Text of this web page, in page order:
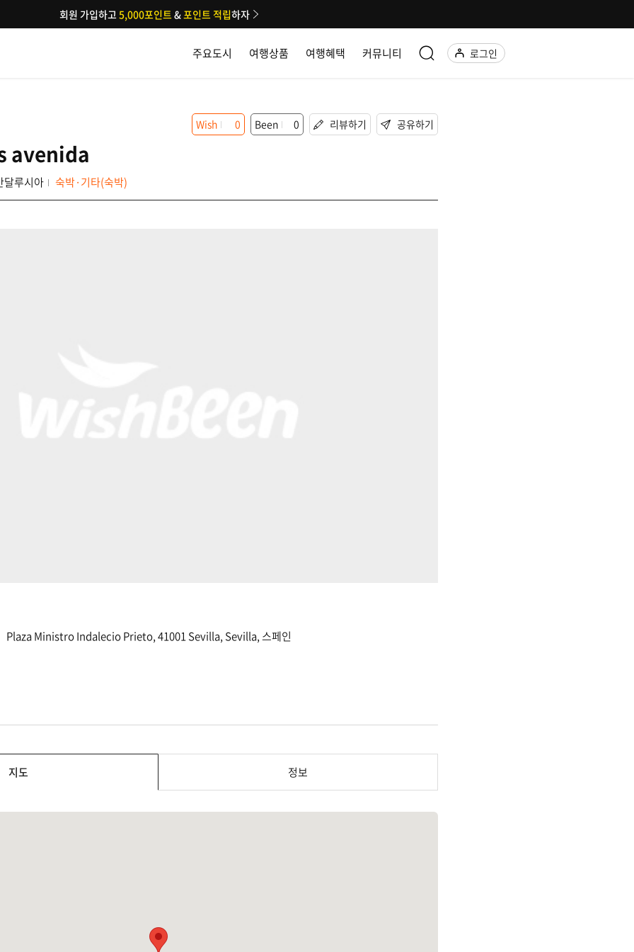
주요도시 여행상품 여행혜택 커뮤니티 로그인
회원 가입하고5,000포인트&포인트 적립하자
avenida
루시아 숙박·기타(숙박)
Wish 0 Been 0 리뷰하기 공유하기
Plaza Ministro Indalecio Prieto, 41001 Sevilla, Sevilla, 스페인
지도 정보